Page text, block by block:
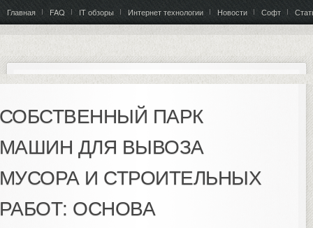
Главная FAQ IT обзоры Интернет технологии Новости Софт
ПАРК
ДЛЯ ВЫВОЗА
И СТРОИТЕЛЬНЫХ
ОСНОВА